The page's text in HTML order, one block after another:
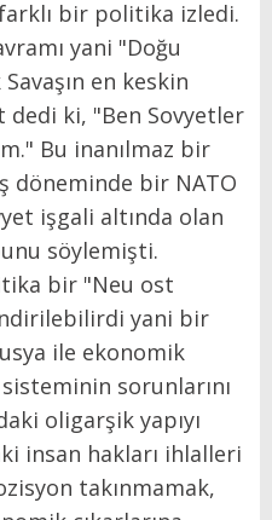
bir politika izledi.
yani "Doğu
en keskin
ki, "Ben Sovyetler
Bu inanılmaz bir
döneminde bir NATO
işgali altında olan
söylemişti.
bir "Neu ost
yani bir
ile ekonomik
sorunlarını
oligarşik yapıyı
insan hakları ihlalleri
takınmamak,